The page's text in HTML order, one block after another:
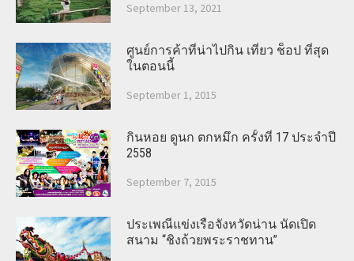
September 13, 2021
ศูนย์การค้าที่น่าไปกิน เที่ยว ช็อป ที่สุด
ในตอนนี้
September 1, 2015
กินหอย ดูนก ตกหมึก ครั้งที่ 17 ประจำปี
2558
September 7, 2015
ประเพณีแข่งเรือจังหวัดน่าน นัดเปิด
สนาม “ชิงถ้วยพระราชทาน”